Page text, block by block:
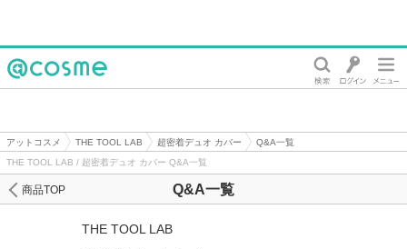
アットコスメ THE TOOL LAB 超密着デュオ カバー
Q&A一覧
THE TOOL LAB / 超密着デュオ カバー Q&A一覧
Q&A一覧
商品TOP
THE TOOL LAB